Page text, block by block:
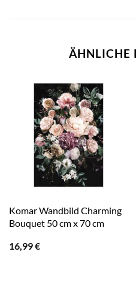
ÄHNLICHE
Komar Wandbild Charming
Bouquet 50 cm x 70 cm
16,99€